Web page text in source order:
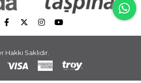
Saklıdır.